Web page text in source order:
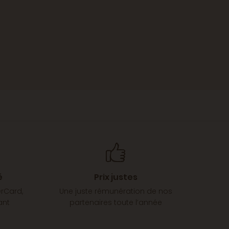
Prix justes
Une juste rémunération de nos
partenaires toute l’année